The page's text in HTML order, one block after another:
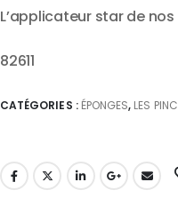
L’applicateur star de
82611
CATÉGORIES : ÉPONGES, LES